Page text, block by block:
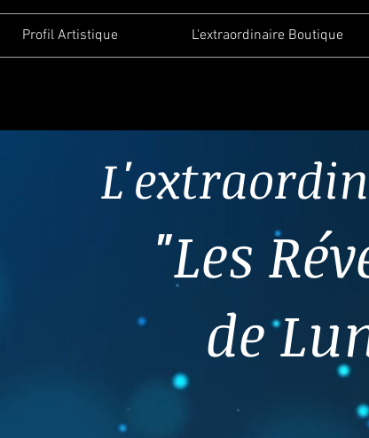
Profil Artistique L'extraordinaire Boutique
"Les
de